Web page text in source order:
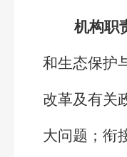
机构职
和生态保护
改革及有关
大问题；衔